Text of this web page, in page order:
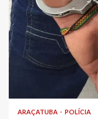
ARAÇATUBA POLÍCIA